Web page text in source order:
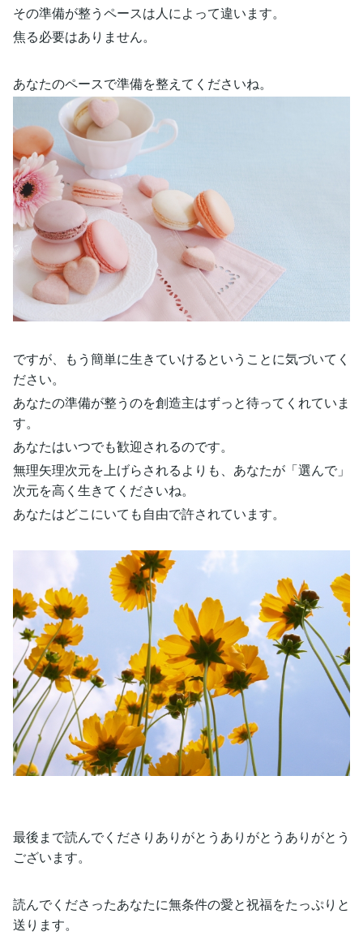
その準備が整うペースは人によって違います。
焦る必要はありません。
あなたのペースで準備を整えてくださいね。
ですが、もう簡単に生きていけるということに気づいてく
ださい。
あなたの準備が整うのを創造主はずっと待ってくれていま
す。
あなたはいつでも歓迎されるのです。
無理矢理次元を上げらされるよりも、あなたが「選んで」
次元を高く生きてくださいね。
あなたはどこにいても自由で許されています。
最後まで読んでくださりありがとうありがとうありがとう
ございます。
読んでくださったあなたに無条件の愛と祝福をたっぷりと
送ります。